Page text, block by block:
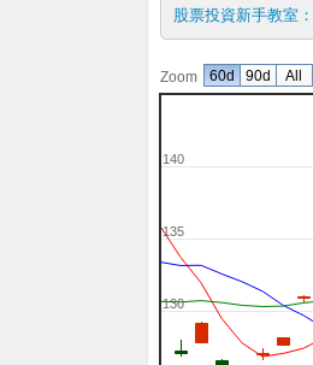
股票投資新手教室：
Zoom
130
135
140
60d 90d All